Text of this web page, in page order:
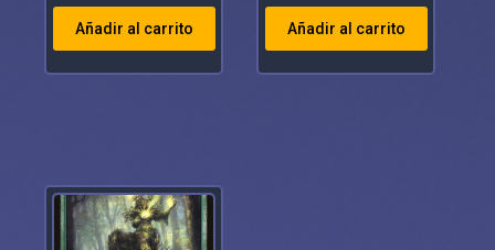
Añadir al carrito Añadir al carrito